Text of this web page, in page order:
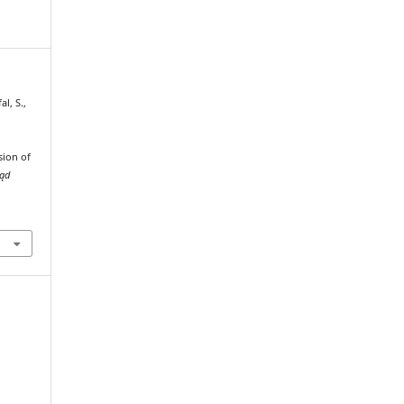
S.,
of